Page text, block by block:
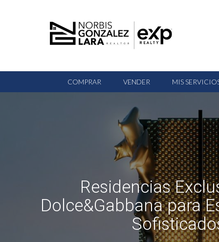
COMPRAR VENDER MIS
Residencias
Dolce&Gabbana para